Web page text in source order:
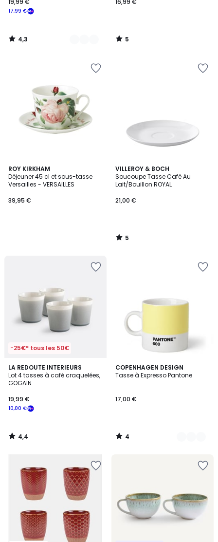
17,99 €
19,99 €
4,3
/
16,99 €
5
/
ROY KIRKHAM
Déjeuner 45 cl et sous-tasse
Versailles - VERSAILLES
39,95 €
VILLEROY & BOCH
Soucoupe Tasse Café Au
Lait/Bouillon ROYAL
21,00 €
5
/
5
5
/
-25€* tous les 50€
LA REDOUTE INTERIEURS
Lot 4 tasses à café craquelées,
GOGAIN
10,00 €
19,99 €
4,4
/ 5
4,4
/
COPENHAGEN DESIGN
Tasse à Expresso Pantone
17,00 €
4
/
22
Couleurs
4
/